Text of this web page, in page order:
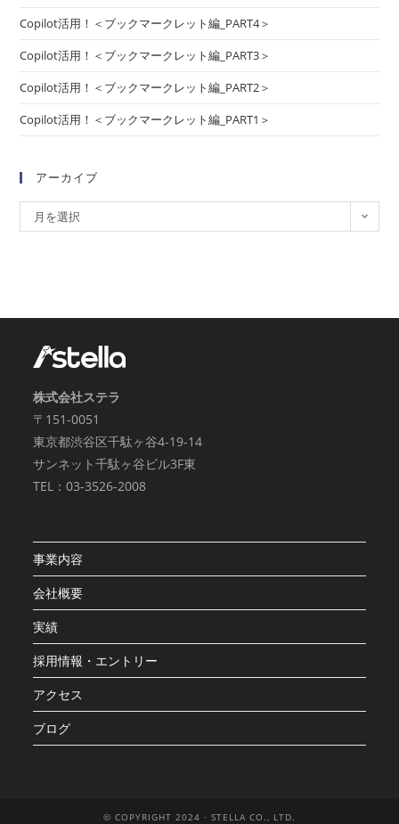
Copilot活用！＜ブックマークレット編_PART4＞
Copilot活用！＜ブックマークレット編_PART3＞
Copilot活用！＜ブックマークレット編_PART2＞
Copilot活用！＜ブックマークレット編_PART1＞
アーカイブ
月を選択
株式会社ステラ
〒151-0051
東京都渋谷区千駄ヶ谷4-19-14
サンネット千駄ヶ谷ビル3F東
TEL：03-3526-2008
事業内容
会社概要
実績
採用情報・エントリー
アクセス
ブログ
© COPYRIGHT 2024 · STELLA CO., LTD.